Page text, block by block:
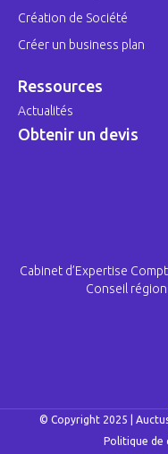
Création de Société
Créer un business plan
Ressources
Actualités
Obtenir un devis
Cabinet d’Expertise
Conseil
© Copyright 2025 |
Politique